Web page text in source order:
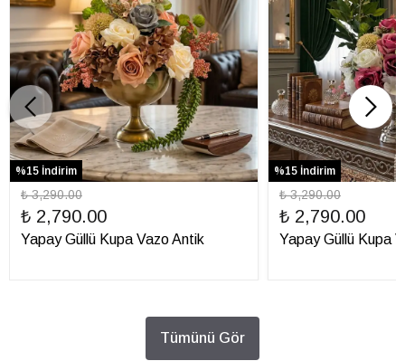
%15 İndirim
₺ 3,290.00
₺ 2,790.00
Yapay Güllü Kupa Vazo Antik
%15 İndirim
₺ 3,290.00
₺ 2,790.00
Yapay Güllü Kupa
Tümünü Gör